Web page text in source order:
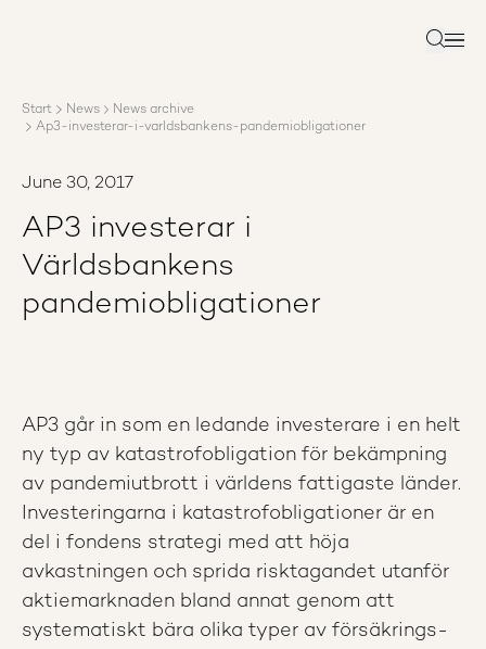
Reports
Search
Start News
News archive
Ap3-investerar-i-varldsbankens-pandemiobligationer
June 30, 2017
AP3 investerar i
Världsbankens
pandemiobligationer
AP3 går in som en ledande investerare i en helt
ny typ av katastrofobligation för bekämpning
av pandemiutbrott i världens fattigaste länder.
Investeringarna i katastrofobligationer är en
del i fondens strategi med att höja
avkastningen och sprida risktagandet utanför
aktiemarknaden bland annat genom att
systematiskt bära olika typer av försäkrings-